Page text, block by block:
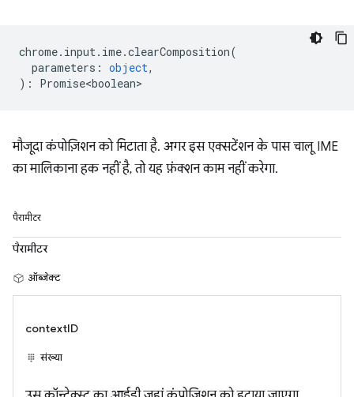
chrome. input. ime.clearComposition(
parameters : object,
) : Promise<boolean>
मौजूदा कंपोज़िशन को मिटाता है. अगर इस एक्सटेंशन के पास चालू IME
का मालिकाना हक नहीं है, तो यह फ़ंक्शन काम नहीं करेगा.
पैरामीटर
पैरामीटर
ऑब्जेक्ट
contextID
संख्या